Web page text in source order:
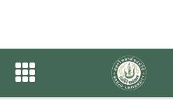
ปฏิทินกิจกรรมขอ
ปฏิทินกิจกรรมของหน่วยงาน